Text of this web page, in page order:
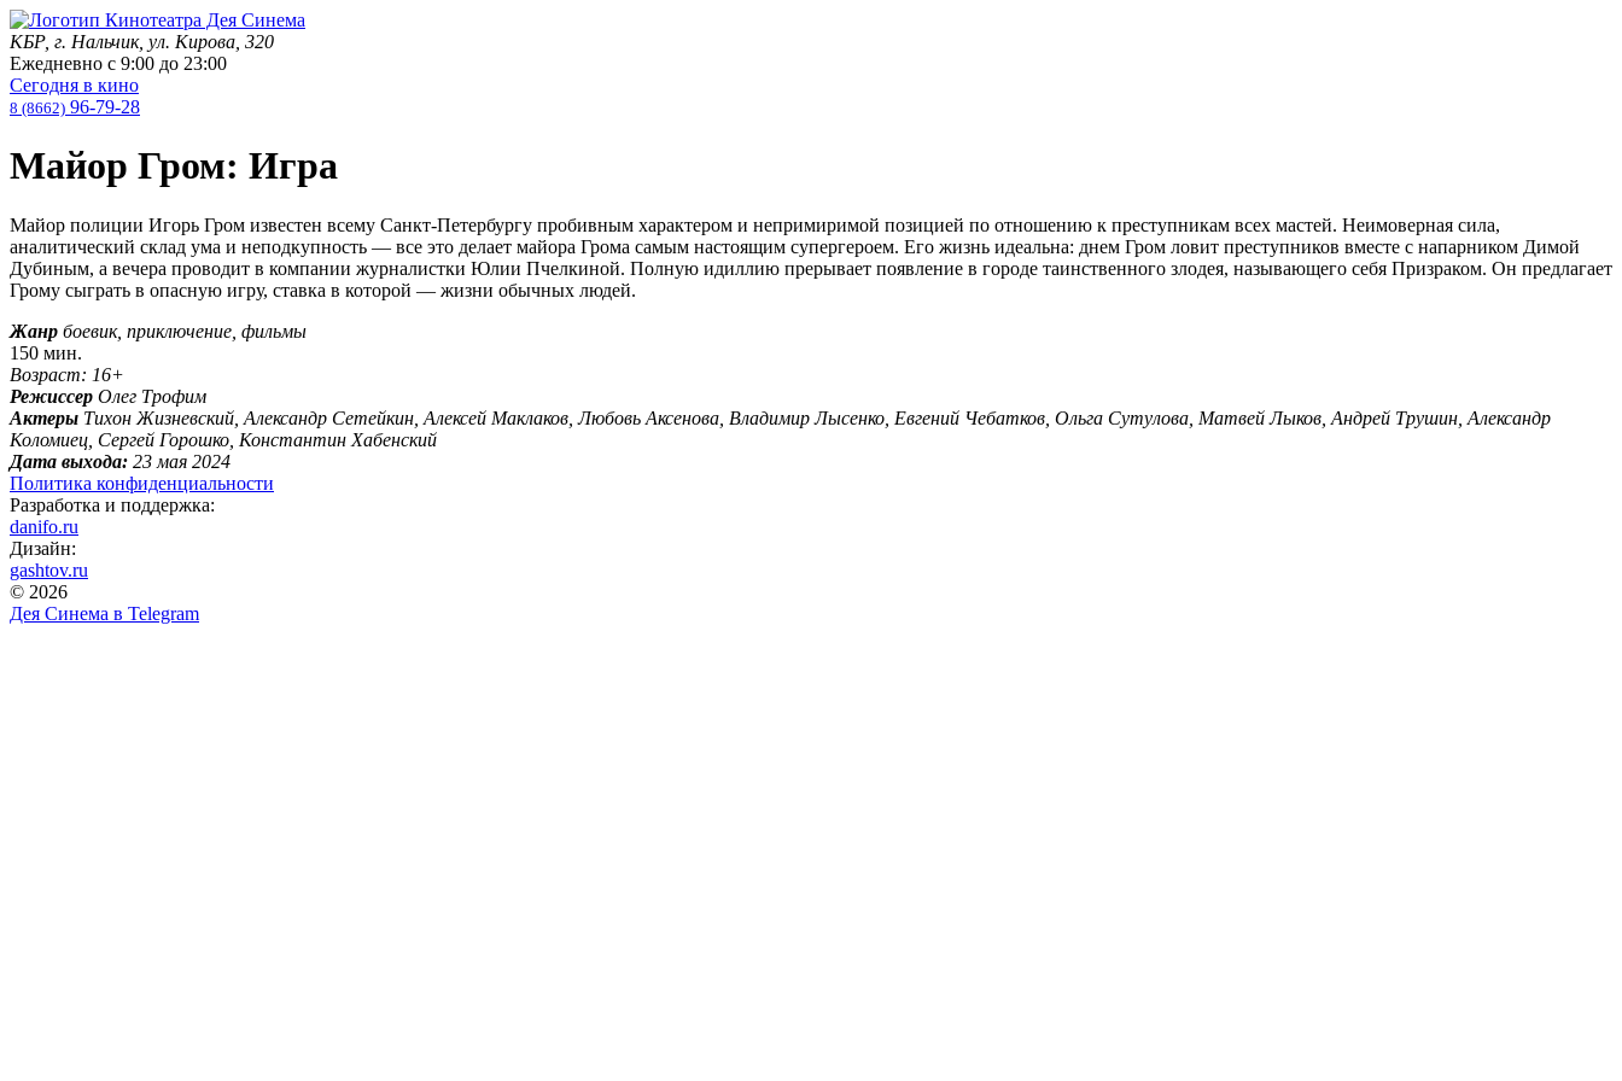
КБР, г. Нальчик, ул. Кирова, 320
Ежедневно с 9:00 до 23:00
Сегодня в кино
8 (8662) 96-79-28
Майор Гром: Игра
Майор полиции Игорь Гром известен всему Санкт-Петербургу пробивным характером и непримиримой позицией по отношению к преступникам всех мастей. Неимоверная сила,
аналитический склад ума и неподкупность — все это делает майора Грома самым настоящим супергероем. Его жизнь идеальна: днем Гром ловит преступников вместе с напарником Димой
Дубиным, а вечера проводит в компании журналистки Юлии Пчелкиной. Полную идиллию прерывает появление в городе таинственного злодея, называющего себя Призраком. Он предлагает
Грому сыграть в опасную игру, ставка в которой — жизни обычных людей.
Жанр боевик, приключение, фильмы
150 мин.
Возраст: 16+
Режиссер Олег Трофим
Актеры Тихон Жизневский, Александр Сетейкин, Алексей Маклаков, Любовь Аксенова, Владимир Лысенко, Евгений Чебатков, Ольга Сутулова, Матвей Лыков, Андрей Трушин, Александр
Коломиец, Сергей Горошко, Константин Хабенский
Дата выхода: 23 мая 2024
Политика конфиденциальности
Разработка и поддержка:
danifo.ru
Дизайн:
gashtov.ru
© 2026
Дея Синема в Telegram